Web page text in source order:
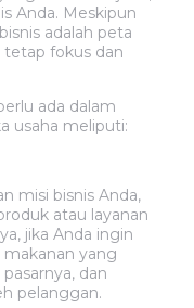
Anda. Meskipun
adalah peta
fokus dan
ada dalam
usaha meliputi:
misi bisnis Anda,
atau layanan
jika Anda ingin
makanan yang
dan
pelanggan.